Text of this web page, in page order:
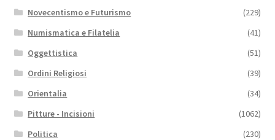
Novecentismo e Futurismo
(229)
Numismatica e Filatelia
(41)
Oggettistica
(51)
Ordini Religiosi
(39)
Orientalia
(34)
Pitture - Incisioni
(1062)
Politica
(230)